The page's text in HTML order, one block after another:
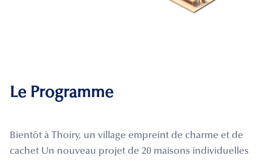
Le Programme
Bientôt à Thoiry, un village empreint de charme et de
cachet Un nouveau projet de 20 maisons individuelles